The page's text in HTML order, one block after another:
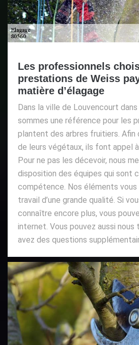
Les professionnels
prestations de Weiss
matière d’élagage
Dans la ville de Louvencourt
sommes une référence pour les
plantent des arbres fruitiers. Afin
de leurs végétaux, ils font appel
Pour ne pas les décevoir, nous
disposition des équipes qui sont
compétence. Nos éléments vous
travail d’une grande qualité. Si
connaître encore plus, vous
internet. Vous pouvez aussi nous
avez des questions